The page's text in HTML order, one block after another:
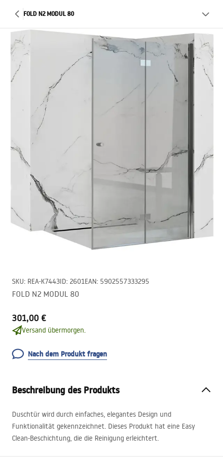
FOLD N2 MODUL 80
SKU: REA-K7443ID: 2601EAN: 5902557333295
FOLD N2 MODUL 80
301,00 €
Versand übermorgen.
Nach dem Produkt fragen
Beschreibung des Produkts
Duschtür wird durch einfaches, elegantes Design und
Funktionalität gekennzeichnet. Dieses Produkt hat eine Easy
Clean-Beschichtung, die die Reinigung erleichtert.